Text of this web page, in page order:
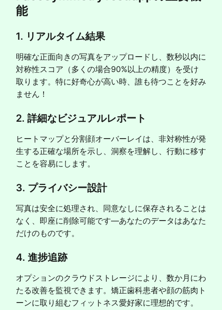
能
1. リアルタイム結果
明確な正面向きの写真をアップロードし、数秒以内に
対称性スコア（多くの場合90%以上の精度）を受け
取ります。特に好奇心が高い時、誰も待つことを好み
ません！
2. 詳細なビジュアルレポート
ヒートマップと分割顔オーバーレイは、非対称性が発
生する正確な場所を示し、洞察を理解し、行動に移す
ことを容易にします。
3. プライバシー設計
写真は安全に処理され、同意なしに保存されることは
なく、即座に削除可能です—あなたのデータはあなた
だけのものです。
4. 進捗追跡
オプションのクラウドストレージにより、数か月にわ
たる改善を監視できます。矯正歯科患者や顔の筋肉ト
ーンに取り組むフィットネス愛好家に理想的です。